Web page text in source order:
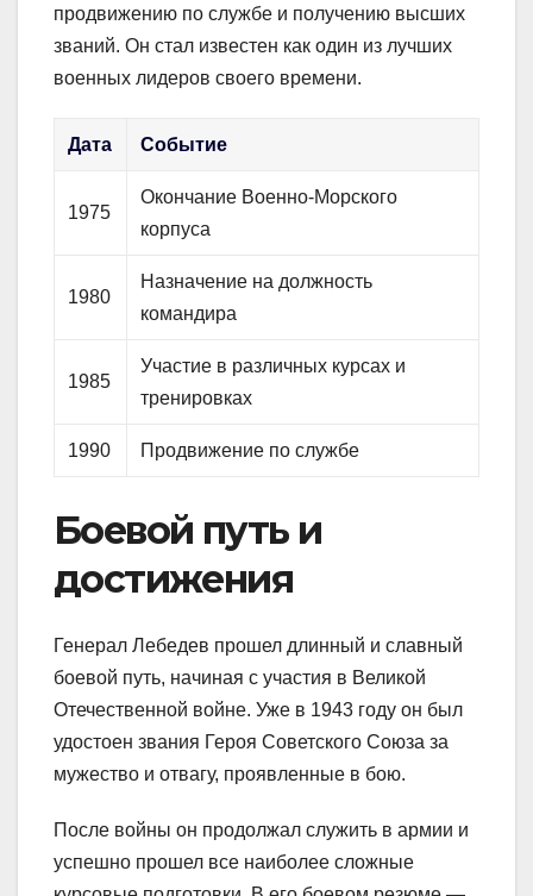
продвижению по службе и получению высших
званий. Он стал известен как один из лучших
военных лидеров своего времени.
Дата Событие
1975
Окончание Военно-Морского
корпуса
1980
Назначение на должность
командира
1985
Участие в различных курсах и
тренировках
1990 Продвижение по службе
Боевой путь и
достижения
Генерал Лебедев прошел длинный и славный
боевой путь, начиная с участия в Великой
Отечественной войне. Уже в 1943 году он был
удостоен звания Героя Советского Союза за
мужество и отвагу, проявленные в бою.
После войны он продолжал служить в армии и
успешно прошел все наиболее сложные